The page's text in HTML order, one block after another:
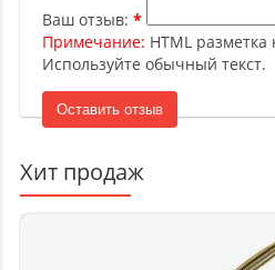
Ваш отзыв:
Примечание: HTML
Используйте обычный текст.
Оставить отзыв
Хит продаж